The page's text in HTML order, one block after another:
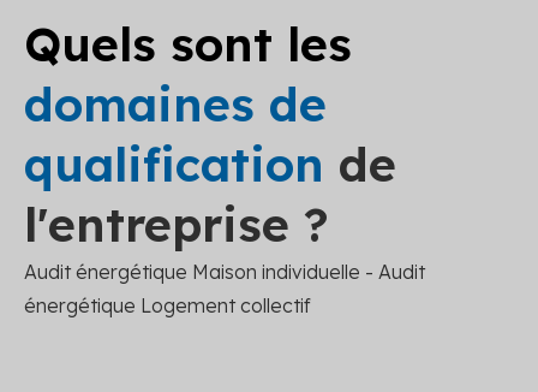
Quels sont les
domaines de
qualification de
l'entreprise ?
Audit énergétique Maison individuelle - Audit
énergétique Logement collectif